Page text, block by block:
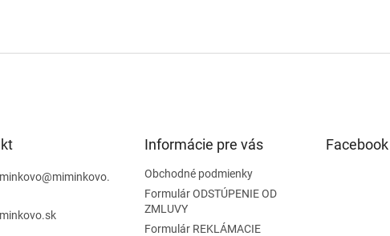
@miminkovo.
Informácie pre vás
Obchodné podmienky
Formulár ODSTÚPENIE OD
ZMLUVY
Formulár REKLÁMACIE
Facebook